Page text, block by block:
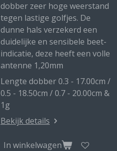
dobber zeer hoge weerstand
tegen lastige golfjes. De
dunne hals verzekerd een
duidelijke en sensibele beet-
indicatie, deze heeft een volle
antenne 1,20mm
Lengte dobber 0.3 - 17.00cm /
0.5 - 18.50cm / 0.7 - 20.00cm &
1g
Bekijk details
In winkelwagen